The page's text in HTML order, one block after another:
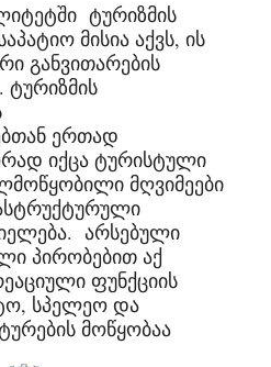
ტურიზმის
მისია აქვს, ის
განვითარების
ტურიზმის
ერთად
იქცა ტურისტული
მღვიმეები
არსებული
პირობებით აქ
ფუნქციის
სპელეო და
მოწყობაა